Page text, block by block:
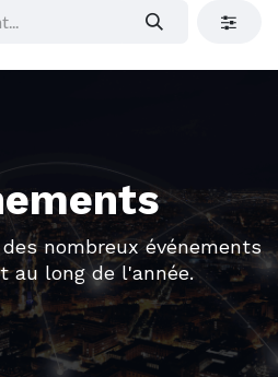
nombreux événements
au long de l'année.